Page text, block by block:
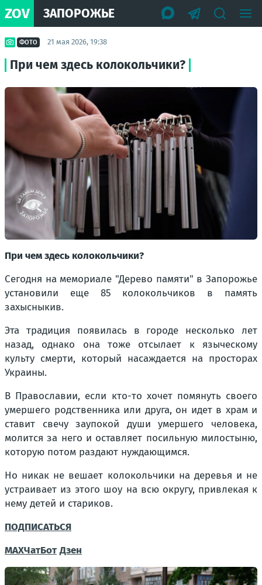
ZOV ЗАПОРОЖЬЕ
ФОТО 21 мая 2026, 19:38
При чем здесь колокольчики?
При чем здесь колокольчики?
Сегодня на мемориале "Дерево памяти" в Запорожье
установили еще 85 колокольчиков в память
захысныкив.
Эта традиция появилась в городе несколько лет
назад, однако она тоже отсылает к языческому
культу смерти, который насаждается на просторах
Украины.
В Православии, если кто-то хочет помянуть своего
умершего родственника или друга, он идет в храм и
ставит свечу заупокой души умершего человека,
молится за него и оставляет посильную милостыню,
которую потом раздают нуждающимся.
Но никак не вешает колокольчики на деревья и не
устраивает из этого шоу на всю округу, привлекая к
нему детей и стариков.
ПОДПИСАТЬСЯ
МАХЧатБот Дзен